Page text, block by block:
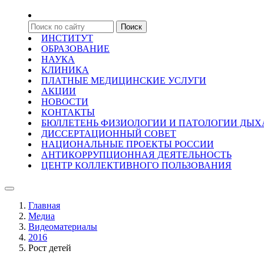
ИНСТИТУТ
ОБРАЗОВАНИЕ
НАУКА
КЛИНИКА
ПЛАТНЫЕ МЕДИЦИНСКИЕ УСЛУГИ
АКЦИИ
НОВОСТИ
КОНТАКТЫ
БЮЛЛЕТЕНЬ ФИЗИОЛОГИИ И ПАТОЛОГИИ
ДИССЕРТАЦИОННЫЙ СОВЕТ
НАЦИОНАЛЬНЫЕ ПРОЕКТЫ РОССИИ
АНТИКОРРУПЦИОННАЯ ДЕЯТЕЛЬНОСТЬ
ЦЕНТР КОЛЛЕКТИВНОГО ПОЛЬЗОВАНИЯ
Главная
Медиа
Видеоматериалы
2016
Рост детей